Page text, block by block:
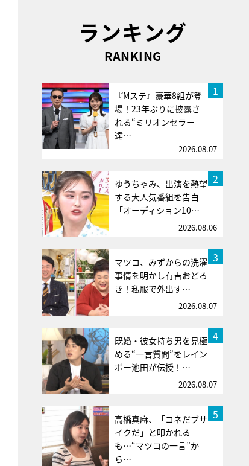
ランキング
RANKING
1
『Mステ』豪華8組が登
場！23年ぶりに披露さ
れる“ミリオンセラー
達…
2026.08.07
2
ゆうちゃみ、出演を熱望
する大人気番組を告白
「オーディション10…
2026.08.06
3
マツコ、みずからの洗濯
事情を明かし有吉おどろ
き！私服で外出す…
2026.08.07
4
既婚・彼女持ち男を見極
める“一言質問”をレイン
ボー池田が伝授！…
2026.08.07
5
高橋真麻、「コネだブサ
イクだ」と叩かれる
も…“マツコの一言”か
ら…